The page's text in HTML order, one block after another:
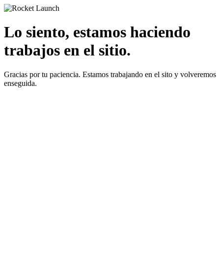
Lo siento, estamos haciendo
trabajos en el sitio.
Gracias por tu paciencia. Estamos trabajando en el sito y volveremos
enseguida.